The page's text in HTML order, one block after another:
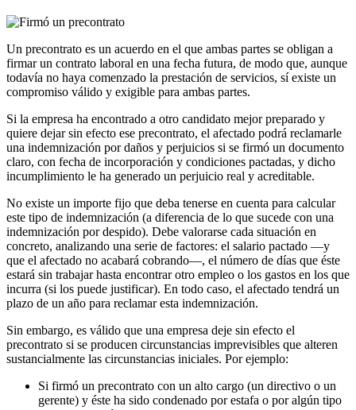
Un precontrato es un acuerdo en el que ambas partes se obligan a
firmar un contrato laboral en una fecha futura, de modo que, aunque
todavía no haya comenzado la prestación de servicios, sí existe un
compromiso válido y exigible para ambas partes.
Si la empresa ha encontrado a otro candidato mejor preparado y
quiere dejar sin efecto ese precontrato, el afectado podrá reclamarle
una indemnización por daños y perjuicios si se firmó un documento
claro, con fecha de incorporación y condiciones pactadas, y dicho
incumplimiento le ha generado un perjuicio real y acreditable.
No existe un importe fijo que deba tenerse en cuenta para calcular
este tipo de indemnización (a diferencia de lo que sucede con una
indemnización por despido). Debe valorarse cada situación en
concreto, analizando una serie de factores: el salario pactado —y
que el afectado no acabará cobrando—, el número de días que éste
estará sin trabajar hasta encontrar otro empleo o los gastos en los que
incurra (si los puede justificar). En todo caso, el afectado tendrá un
plazo de un año para reclamar esta indemnización.
Sin embargo, es válido que una empresa deje sin efecto el
precontrato si se producen circunstancias imprevisibles que alteren
sustancialmente las circunstancias iniciales. Por ejemplo:
Si firmó un precontrato con un alto cargo (un directivo o un
gerente) y éste ha sido condenado por estafa o por algún tipo